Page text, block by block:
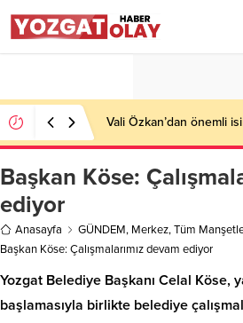
Vali Özkan’dan önemli
Başkan Köse:
ediyor
Anasayfa GÜNDEM, Merkez,Tüm
Başkan Köse: Çalışmalarımız devam ediyor
Yozgat Belediye Başkanı Celal Köse,
başlamasıyla birlikte belediye